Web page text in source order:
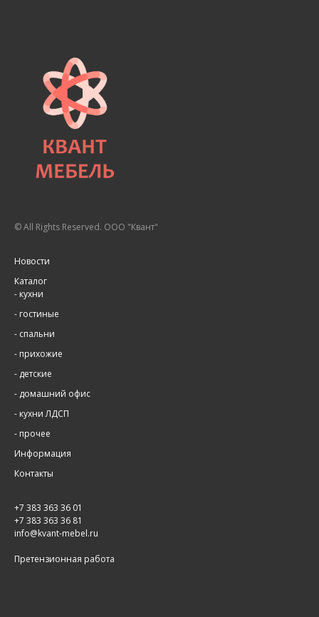
© All Rights Reserved. ООО "Квант"
Новости
Каталог
- кухни
- гостиные
- спальни
- прихожие
- детские
- домашний офис
- кухни ЛДСП
- прочее
Информация
Контакты
+7 383 363 36 01
+7 383 363 36 81
info@kvant-mebel.ru
Претензионная работа